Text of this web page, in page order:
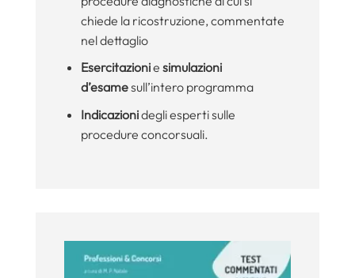
chiede la ricostruzione, commentate
nel dettaglio
Esercitazionie simulazioni
d’esamesull’intero programma
Indicazionidegli esperti sulle
procedure concorsuali.